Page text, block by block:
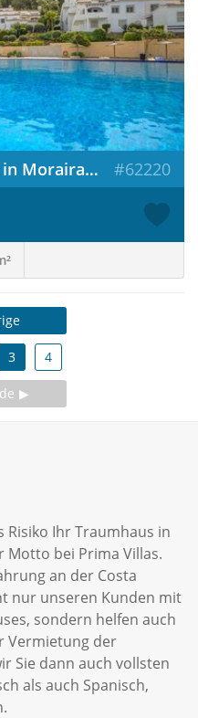
Appartement zum kauf in Moraira / Spanien #62220
3 4
Risiko Ihr Traumhaus in
Motto bei Prima Villas.
an der Costa
nur unseren Kunden mit
sondern helfen auch
Vermietung der
Sie dann auch vollsten
als auch Spanisch,